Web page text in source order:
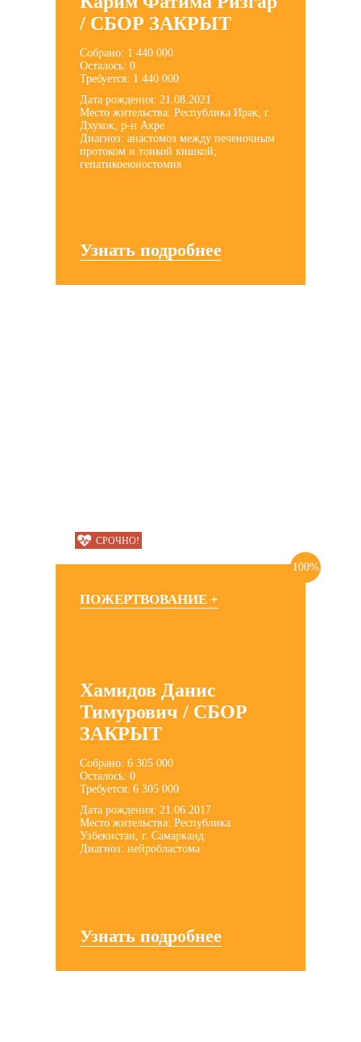
/ СБОР ЗАКРЫТ
Собрано: 1 440 000
Осталось: 0
Требуется: 1 440 000
Дата рождения: 21.08.2021
Место жительства: Республика Ирак, г.
Дхукок, р-н Акре
Диагноз: анастомоз между печеночным
протоком и тонкой кишкой;
гепатикоеюностомия
Узнать подробнее
СРОЧНО!
100%
ПОЖЕРТВОВАНИЕ +
Хамидов Данис
Тимурович / СБОР
ЗАКРЫТ
Собрано: 6 305 000
Осталось: 0
Требуется: 6 305 000
Дата рождения: 21.06.2017
Место жительства: Республика
Узбекистан, г. Самарканд
Диагноз: нейробластома
Узнать подробнее